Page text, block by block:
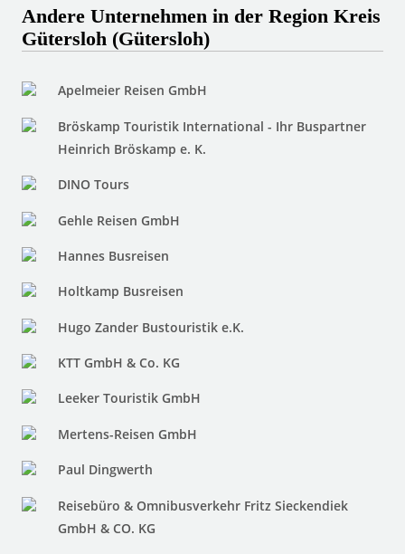
Andere Unternehmen in der Region Kreis
Gütersloh (Gütersloh)
Apelmeier Reisen GmbH
Bröskamp Touristik International - Ihr Buspartner
Heinrich Bröskamp e. K.
DINO Tours
Gehle Reisen GmbH
Hannes Busreisen
Holtkamp Busreisen
Hugo Zander Bustouristik e.K.
KTT GmbH & Co. KG
Leeker Touristik GmbH
Mertens-Reisen GmbH
Paul Dingwerth
Reisebüro & Omnibusverkehr Fritz Sieckendiek
GmbH & CO. KG